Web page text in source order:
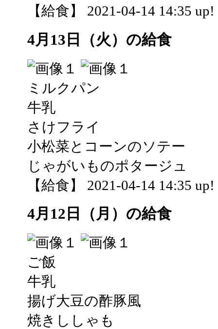
【給食】 2021-04-14 14:35 up!
4月13日（火）の給食
ミルクパン
牛乳
さけフライ
小松菜とコーンのソテー
じゃがいものポタージュ
【給食】 2021-04-14 14:35 up!
4月12日（月）の給食
ご飯
牛乳
揚げ大豆の酢豚風
焼きししゃも